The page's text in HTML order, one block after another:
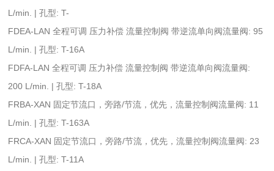
L/min. | 孔型: T-
FDEA-LAN 全程可调 压力补偿 流量控制阀 带逆流单向阀流量阀: 95
L/min. | 孔型: T-16A
FDFA-LAN 全程可调 压力补偿 流量控制阀 带逆流单向阀流量阀:
200 L/min. | 孔型: T-18A
FRBA-XAN 固定节流口，旁路/节流，优先，流量控制阀流量阀: 11
L/min. | 孔型: T-163A
FRCA-XAN 固定节流口，旁路/节流，优先，流量控制阀流量阀: 23
L/min. | 孔型: T-11A